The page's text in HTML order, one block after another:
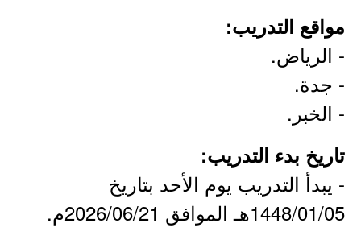
مواقع التدريب:
- الرياض.
- جدة.
- الخبر.
تاريخ بدء التدريب:
- يبدأ التدريب يوم الأحد بتاريخ
1448/01/05هـ الموافق 2026/06/21م.